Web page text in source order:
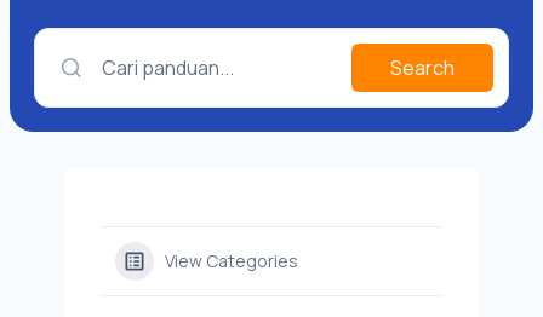
Cari panduan... Search
View Categories